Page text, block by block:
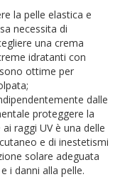
la pelle elastica e
necessita di
una crema
idratanti con
ottime per
dalle
proteggere la
raggi UV è una delle
e di inestetismi
solare adeguata
i danni alla pelle.